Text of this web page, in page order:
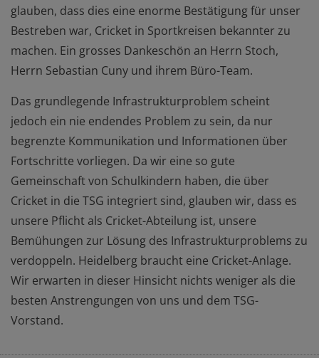
glauben, dass dies eine enorme Bestätigung für unser
Bestreben war, Cricket in Sportkreisen bekannter zu
machen. Ein grosses Dankeschön an Herrn Stoch,
Herrn Sebastian Cuny und ihrem Büro-Team.
Das grundlegende Infrastrukturproblem scheint
jedoch ein nie endendes Problem zu sein, da nur
begrenzte Kommunikation und Informationen über
Fortschritte vorliegen. Da wir eine so gute
Gemeinschaft von Schulkindern haben, die über
Cricket in die TSG integriert sind, glauben wir, dass es
unsere Pflicht als Cricket-Abteilung ist, unsere
Bemühungen zur Lösung des Infrastrukturproblems zu
verdoppeln. Heidelberg braucht eine Cricket-Anlage.
Wir erwarten in dieser Hinsicht nichts weniger als die
besten Anstrengungen von uns und dem TSG-
Vorstand.